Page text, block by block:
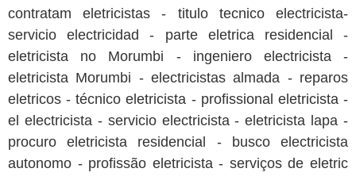
contratam eletricistas - titulo tecnico electricista-
servicio electricidad - parte eletrica residencial -
eletricista no Morumbi - ingeniero electricista -
eletricista Morumbi - electricistas almada - reparos
eletricos - técnico eletricista - profissional eletricista -
el electricista - servicio electricista - eletricista lapa -
procuro eletricista residencial - busco electricista
autonomo - profissão eletricista - serviços de eletric